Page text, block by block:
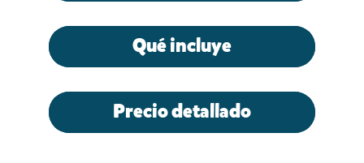
Qué incluye
Precio detallado